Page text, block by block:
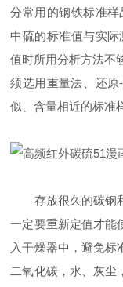
分常用的钢铁标准
中硫的标准值与实
值时所用分析方法不
须选用重量法、还
似、含量相近的标准
存放很久的碳钢和
一定要重新定值才能使用
入干燥器中，避免标
二氧化碳，水、灰